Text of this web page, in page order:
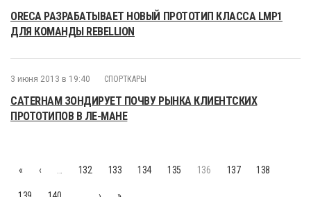
ORECA РАЗРАБАТЫВАЕТ НОВЫЙ ПРОТОТИП КЛАССА LMP1
ДЛЯ КОМАНДЫ REBELLION
3 июня 2013 в 19:40 СПОРТКАРЫ
CATERHAM ЗОНДИРУЕТ ПОЧВУ РЫНКА КЛИЕНТСКИХ
ПРОТОТИПОВ В ЛЕ-МАНЕ
« ‹ 132 133 134 135 136 137 138